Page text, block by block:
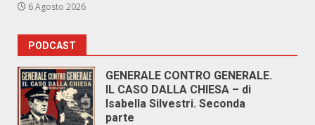
6 Agosto 2026
PODCAST
GENERALE CONTRO GENERALE.
IL CASO DALLA CHIESA – di
Isabella Silvestri. Seconda
parte